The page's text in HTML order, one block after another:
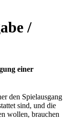
/
einer
den Spielausgang
sind, und die
wollen, brauchen